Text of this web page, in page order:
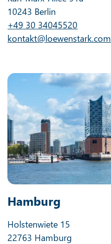
10243 Berlin
+49 30 34045520
kontakt@loewenstark.com
Hamburg
Holstenwiete 15
22763 Hamburg